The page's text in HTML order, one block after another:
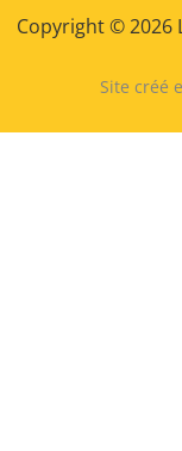
Copyright © 2026
Site créé